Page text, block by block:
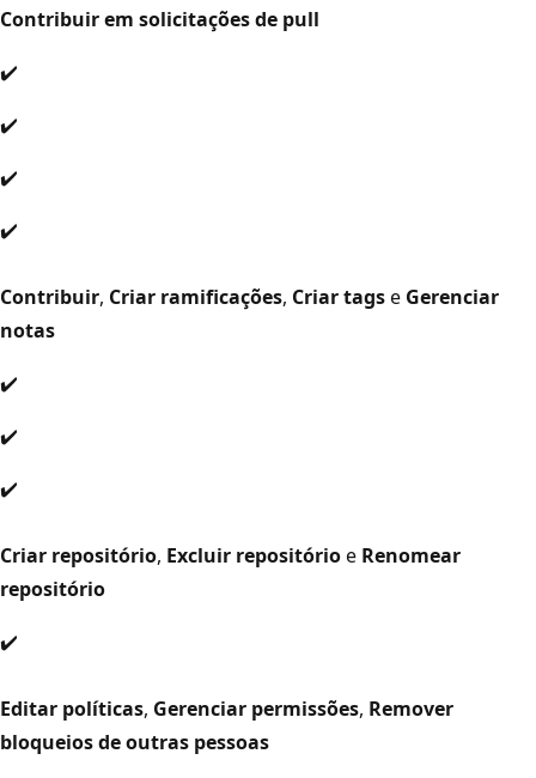
Contribuir em solicitações de pull
✔️
✔️
✔️
✔️
Contribuir, Criar ramificações, Criar tagse Gerenciar
notas
✔️
✔️
✔️
Criar repositório, Excluir repositórioe Renomear
repositório
✔️
Editar políticas, Gerenciar permissões, Remover
bloqueios de outras pessoas